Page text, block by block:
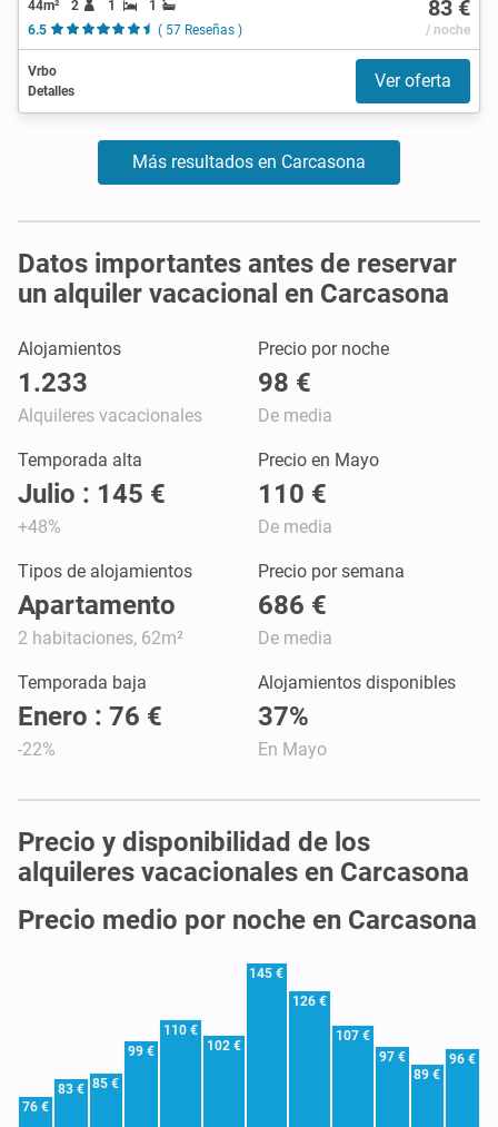
44m² 2 1
1
6.5
( 57 Reseñas )
83 €
/ noche
Vrbo
Detalles
Ver oferta
Más resultados en Carcasona
Datos importantes antes de reservar
un alquiler vacacional en Carcasona
Alojamientos
1.233
Alquileres vacacionales
Precio por noche
98 €
De media
Temporada alta
Julio : 145 €
+48%
Precio en Mayo
110 €
De media
Tipos de alojamientos
Apartamento
2 habitaciones, 62m²
Precio por semana
686 €
De media
Temporada baja
Enero : 76 €
-22%
Alojamientos disponibles
37%
En Mayo
Precio y disponibilidad de los
alquileres vacacionales en Carcasona
Precio medio por noche en Carcasona
76 €
83 € 85 €
99 €
110 €
102 €
145 €
126 €
107 €
97 €
89 €
96 €